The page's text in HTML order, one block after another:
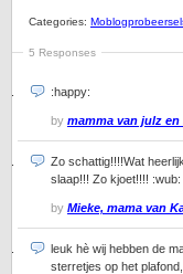
Categories:
5 Responses
:happy:
by mamma van julz en
Zo schattig!!!!Wat
slaap!!! Zo kjoet!!!! :wub:
by Mieke, mama van
leuk hè wij hebben de
sterretjes op het